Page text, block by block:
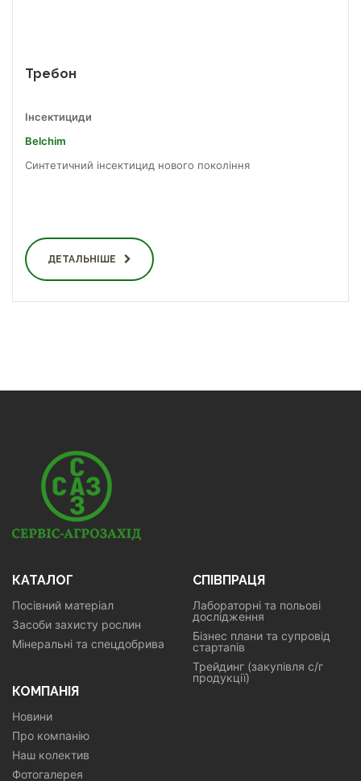
Требон
Інсектициди
Belchim
Синтетичний інсектицид нового покоління
ДЕТАЛЬНІШЕ
КАТАЛОГ
Посівний матеріал
Засоби захисту рослин
Мінеральні та спецдобрива
СПІВПРАЦЯ
Лабораторні та польові
дослідження
Бізнес плани та супровід
стартапів
Трейдинг (закупівля с/г
продукції)
КОМПАНІЯ
Новини
Про компанію
Наш колектив
Фотогалерея